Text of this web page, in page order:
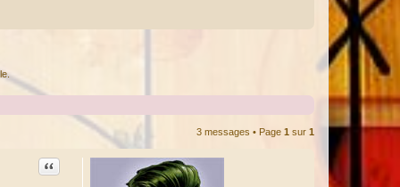
3 messages • Page 1 sur 1
Citation